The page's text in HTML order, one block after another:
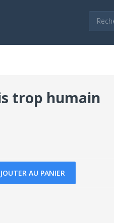
trop humain
AU PANIER